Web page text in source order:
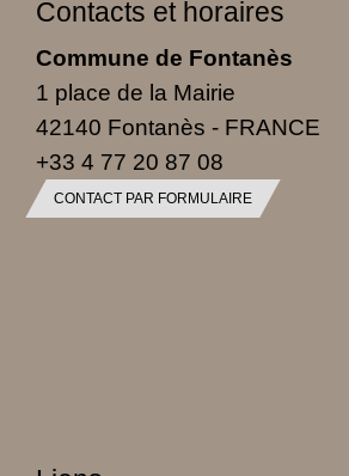
Contacts et horaires
Commune de Fontanès
1 place de la Mairie
42140 Fontanès - FRANCE
+33 4 77 20 87 08
CONTACT PAR FORMULAIRE